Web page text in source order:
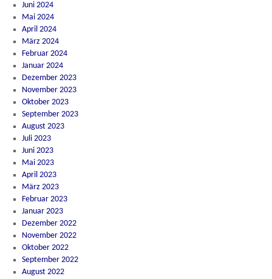
Juni 2024
Mai 2024
April 2024
März 2024
Februar 2024
Januar 2024
Dezember 2023
November 2023
Oktober 2023
September 2023
August 2023
Juli 2023
Juni 2023
Mai 2023
April 2023
März 2023
Februar 2023
Januar 2023
Dezember 2022
November 2022
Oktober 2022
September 2022
August 2022